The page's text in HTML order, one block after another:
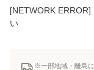
[NETWORK
い
※一部地域・離島